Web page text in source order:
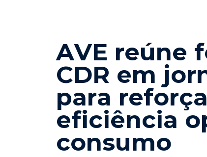
AVE reúne f
CDR em jor
para reforça
eficiência o
consumo